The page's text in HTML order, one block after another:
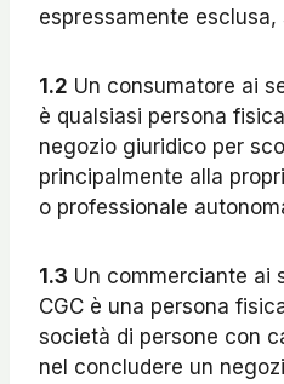
espressamente
1.2 Un consumatore ai
è qualsiasi persona
negozio giuridico per
principalmente alla
o professionale
1.3 Un commerciante ai
CGC è una persona
società di persone con
nel concludere un